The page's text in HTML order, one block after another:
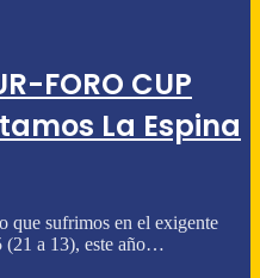
FORO CUP
La Espina
que sufrimos en el exigente
(21 a 13), este año…